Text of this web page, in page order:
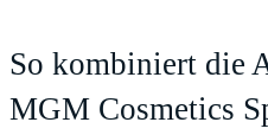
So kombiniert die
MGM Cosmetics